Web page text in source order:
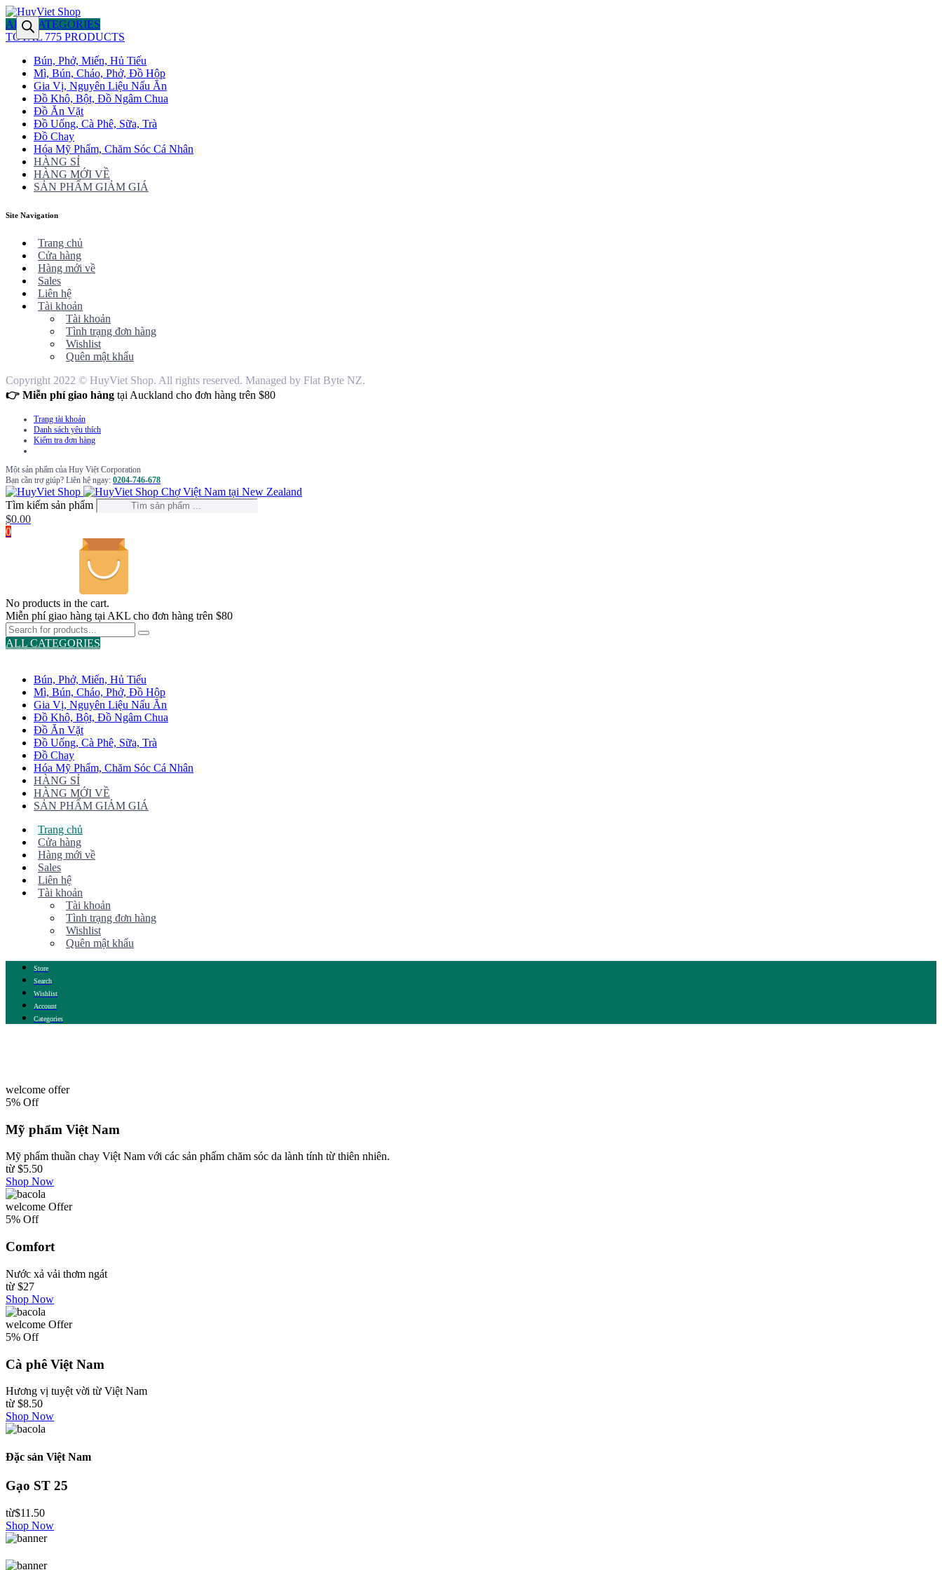
ALL CATEGORIES
TOTAL 775 PRODUCTS
Bún, Phở, Miến, Hủ Tiếu
Mì, Bún, Cháo, Phở, Đồ Hộp
Gia Vị, Nguyên Liệu Nấu Ăn
Đồ Khô, Bột, Đồ Ngâm Chua
Đồ Ăn Vặt
Đồ Uống, Cà Phê, Sữa, Trà
Đồ Chay
Hóa Mỹ Phẩm, Chăm Sóc Cá Nhân
HÀNG SỈ
HÀNG MỚI VỀ
SẢN PHẨM GIẢM GIÁ
Site Navigation
Trang chủ
Cửa hàng
Hàng mới về
Sales
Liên hệ
Tài khoản
Tài khoản
Tình trạng đơn hàng
Wishlist
Quên mật khẩu
Copyright 2022 © HuyViet Shop. All rights reserved. Managed by Flat Byte NZ.
👉 Miễn phí giao hàng tại Auckland cho đơn hàng trên $80
Trang tài khoản
Danh sách yêu thích
Kiểm tra đơn hàng
Một sản phẩm của Huy Việt Corporation
Bạn cần trợ giúp? Liên hệ ngay: 0204-746-678
Chợ Việt Nam tại New Zealand
Tìm kiếm sản phẩm
$0.00
0
No products in the cart.
Miễn phí giao hàng tại AKL cho đơn hàng trên $80
ALL CATEGORIES
Bún, Phở, Miến, Hủ Tiếu
Mì, Bún, Cháo, Phở, Đồ Hộp
Gia Vị, Nguyên Liệu Nấu Ăn
Đồ Khô, Bột, Đồ Ngâm Chua
Đồ Ăn Vặt
Đồ Uống, Cà Phê, Sữa, Trà
Đồ Chay
Hóa Mỹ Phẩm, Chăm Sóc Cá Nhân
HÀNG SỈ
HÀNG MỚI VỀ
SẢN PHẨM GIẢM GIÁ
Trang chủ
Cửa hàng
Hàng mới về
Sales
Liên hệ
Tài khoản
Tài khoản
Tình trạng đơn hàng
Wishlist
Quên mật khẩu
Store
Search
Wishlist
Account
Categories
welcome offer
5% Off
Mỹ phẩm Việt Nam
Mỹ phẩm thuần chay Việt Nam với các sản phẩm chăm sóc da lành tính từ thiên nhiên.
từ $5.50
Shop Now
welcome Offer
5% Off
Comfort
Nước xả vải thơm ngát
từ $27
Shop Now
welcome Offer
5% Off
Cà phê Việt Nam
Hương vị tuyệt vời từ Việt Nam
từ $8.50
Shop Now
Đặc sản Việt Nam
Gạo ST 25
từ$11.50
Shop Now